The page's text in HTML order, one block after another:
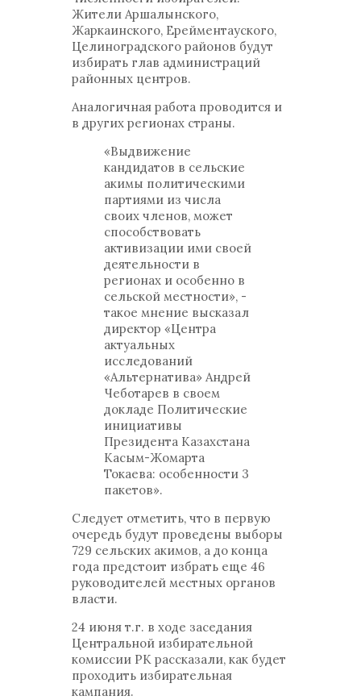
Жители Аршалынского,
Жаркаинского, Ерейментауского,
Целиноградского районов будут
избирать глав администраций
районных центров.
Аналогичная работа проводится и
в других регионах страны.
«Выдвижение
кандидатов в сельские
акимы политическими
партиями из числа
своих членов, может
способствовать
активизации ими своей
деятельности в
регионах и особенно в
сельской местности», -
такое мнение высказал
директор «Центра
актуальных
исследований
«Альтернатива» Андрей
Чеботарев в своем
докладе Политические
инициативы
Президента Казахстана
Касым-Жомарта
Токаева: особенности 3
пакетов».
Следует отметить, что в первую
очередь будут проведены выборы
729 сельских акимов, а до конца
года предстоит избрать еще 46
руководителей местных органов
власти.
24 июня т.г. в ходе заседания
Центральной избирательной
комиссии РК рассказали, как будет
проходить избирательная
кампания.